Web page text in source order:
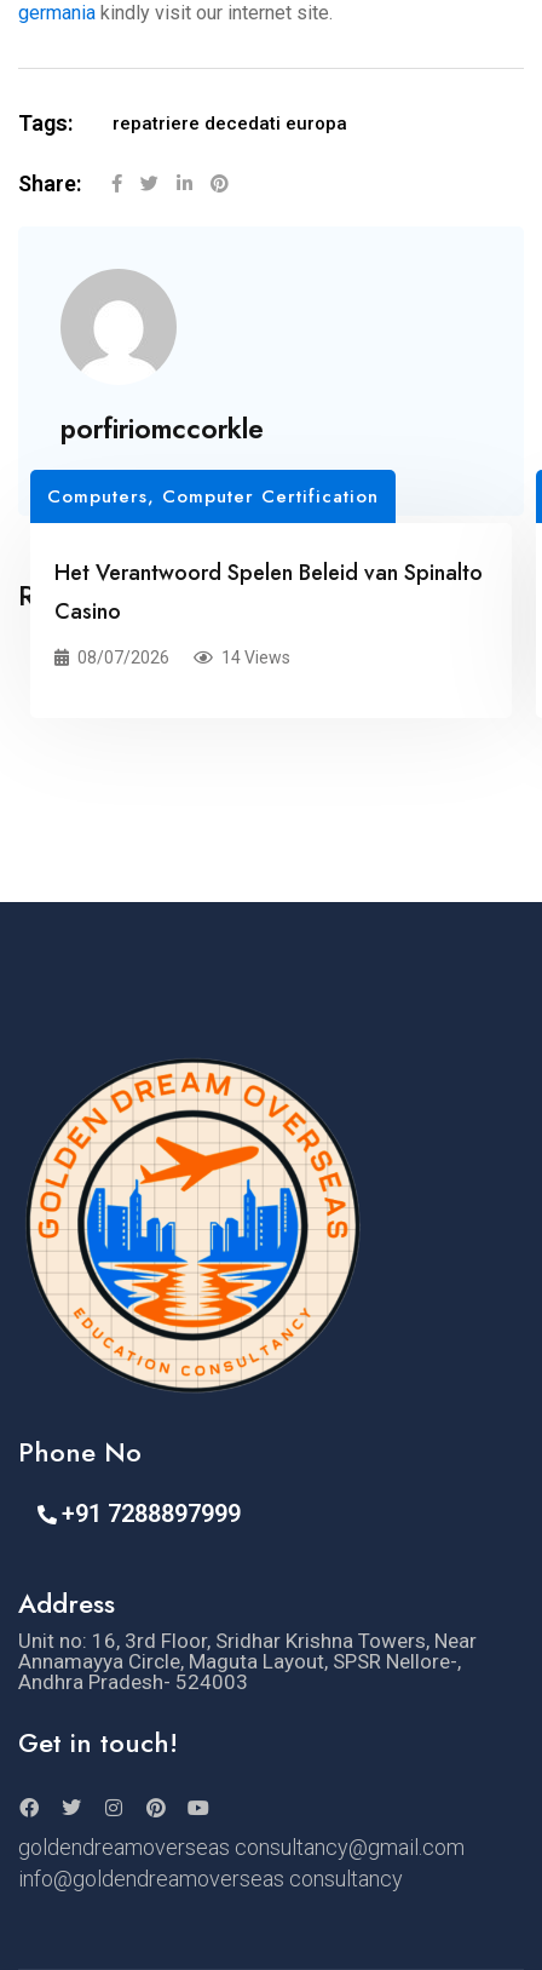
germania kindly visit our internet site.
Tags: repatriere decedati europa
Share:
porfiriomccorkle
Related Posts
Computers, Computer Certification
Het Verantwoord Spelen Beleid van Spinalto
Casino
08/07/2026 14 Views
Phone No
+91 7288897999
Address
Unit no: 16, 3rd Floor, Sridhar Krishna Towers, Near
Annamayya Circle, Maguta Layout, SPSR Nellore-,
Andhra Pradesh- 524003
Get in touch!
goldendreamoverseas consultancy@gmail.com
info@goldendreamoverseas consultancy